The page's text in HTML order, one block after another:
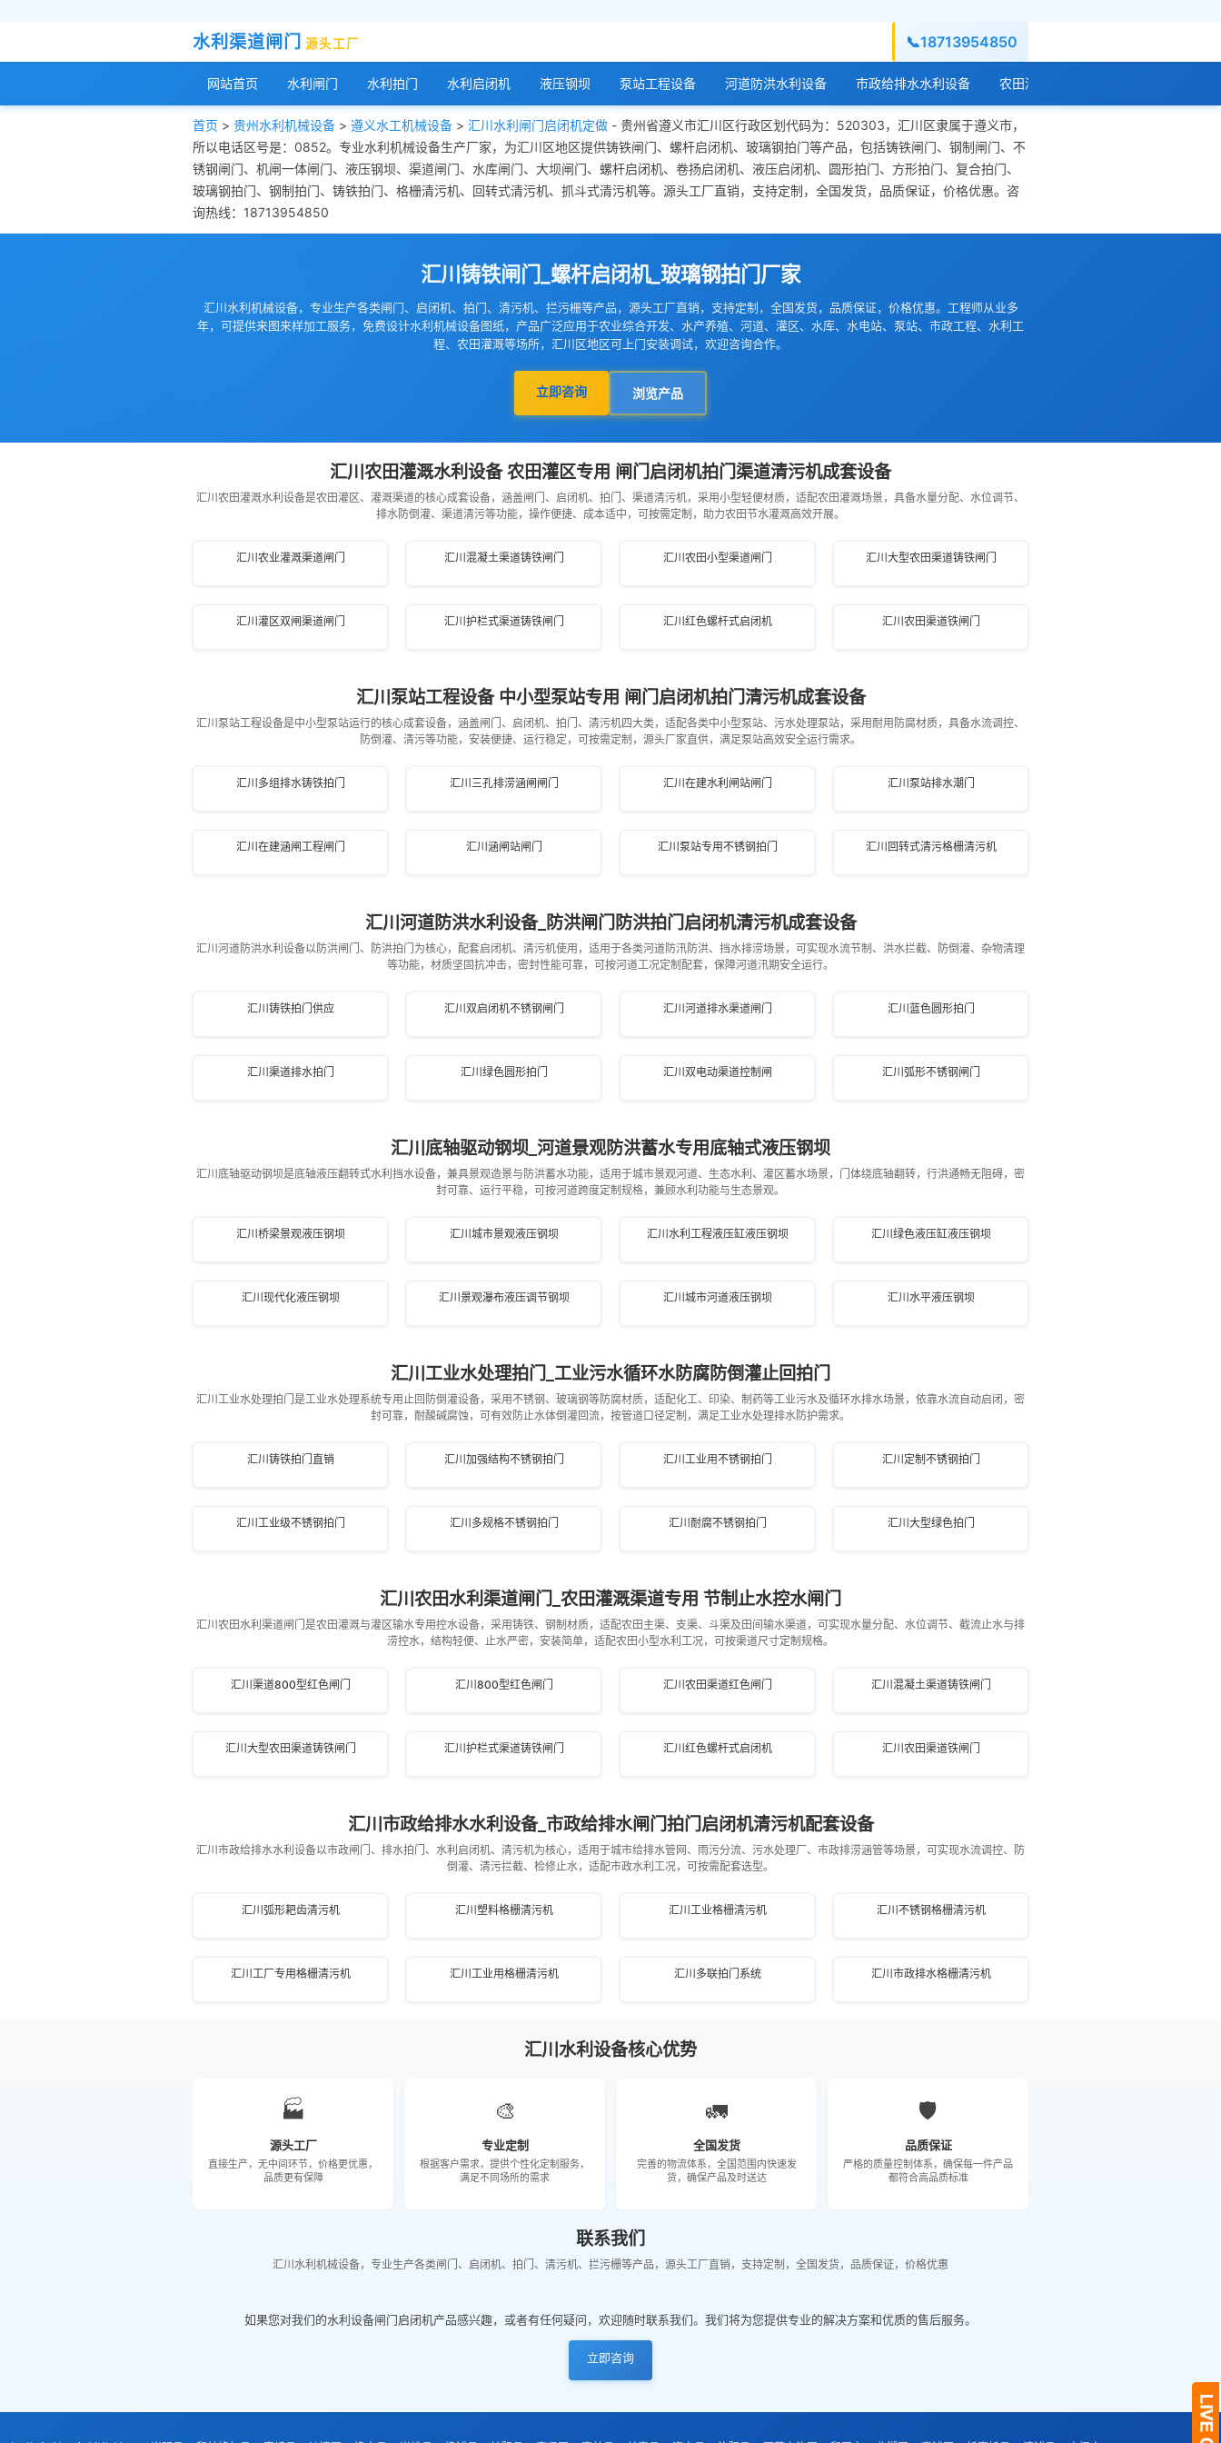
水利渠道闸门 源头工厂 📞18713954850
网站首页 水利闸门 水利拍门 水利启闭机 液压钢坝 泵站工程设备 河道防洪水利设备 市政给排水水利设备 农田灌溉水利设备
首页 > 贵州水利机械设备 > 遵义水工机械设备 > 汇川水利闸门启闭机定做 - 贵州省遵义市汇川区行政区划代码为：520303，汇川区隶属于遵义市，
所以电话区号是：0852。专业水利机械设备生产厂家，为汇川区地区提供铸铁闸门、螺杆启闭机、玻璃钢拍门等产品，包括铸铁闸门、钢制闸门、不
锈钢闸门、机闸一体闸门、液压钢坝、渠道闸门、水库闸门、大坝闸门、螺杆启闭机、卷扬启闭机、液压启闭机、圆形拍门、方形拍门、复合拍门、
玻璃钢拍门、钢制拍门、铸铁拍门、格栅清污机、回转式清污机、抓斗式清污机等。源头工厂直销，支持定制，全国发货，品质保证，价格优惠。咨
询热线：18713954850
汇川铸铁闸门_螺杆启闭机_玻璃钢拍门厂家
汇川水利机械设备，专业生产各类闸门、启闭机、拍门、清污机、拦污栅等产品，源头工厂直销，支持定制，全国发货，品质保证，价格优惠。工程师从业多
年，可提供来图来样加工服务，免费设计水利机械设备图纸，产品广泛应用于农业综合开发、水产养殖、河道、灌区、水库、水电站、泵站、市政工程、水利工
程、农田灌溉等场所，汇川区地区可上门安装调试，欢迎咨询合作。
立即咨询 浏览产品
汇川农田灌溉水利设备 农田灌区专用 闸门启闭机拍门渠道清污机成套设备
汇川农田灌溉水利设备是农田灌区、灌溉渠道的核心成套设备，涵盖闸门、启闭机、拍门、渠道清污机，采用小型轻便材质，适配农田灌溉场景，具备水量分配、水位调节、
排水防倒灌、渠道清污等功能，操作便捷、成本适中，可按需定制，助力农田节水灌溉高效开展。
汇川农业灌溉渠道闸门 汇川混凝土渠道铸铁闸门 汇川农田小型渠道闸门 汇川大型农田渠道铸铁闸门
汇川灌区双闸渠道闸门 汇川护栏式渠道铸铁闸门 汇川红色螺杆式启闭机 汇川农田渠道铁闸门
汇川泵站工程设备 中小型泵站专用 闸门启闭机拍门清污机成套设备
汇川泵站工程设备是中小型泵站运行的核心成套设备，涵盖闸门、启闭机、拍门、清污机四大类，适配各类中小型泵站、污水处理泵站，采用耐用防腐材质，具备水流调控、
防倒灌、清污等功能，安装便捷、运行稳定，可按需定制，源头厂家直供，满足泵站高效安全运行需求。
汇川多组排水铸铁拍门 汇川三孔排涝涵闸闸门 汇川在建水利闸站闸门 汇川泵站排水潮门
汇川在建涵闸工程闸门 汇川涵闸站闸门 汇川泵站专用不锈钢拍门 汇川回转式清污格栅清污机
汇川河道防洪水利设备_防洪闸门防洪拍门启闭机清污机成套设备
汇川河道防洪水利设备以防洪闸门、防洪拍门为核心，配套启闭机、清污机使用，适用于各类河道防汛防洪、挡水排涝场景，可实现水流节制、洪水拦截、防倒灌、杂物清理
等功能，材质坚固抗冲击，密封性能可靠，可按河道工况定制配套，保障河道汛期安全运行。
汇川铸铁拍门供应 汇川双启闭机不锈钢闸门 汇川河道排水渠道闸门 汇川蓝色圆形拍门
汇川渠道排水拍门 汇川绿色圆形拍门 汇川双电动渠道控制闸 汇川弧形不锈钢闸门
汇川底轴驱动钢坝_河道景观防洪蓄水专用底轴式液压钢坝
汇川底轴驱动钢坝是底轴液压翻转式水利挡水设备，兼具景观造景与防洪蓄水功能，适用于城市景观河道、生态水利、灌区蓄水场景，门体绕底轴翻转，行洪通畅无阻碍，密
封可靠、运行平稳，可按河道跨度定制规格，兼顾水利功能与生态景观。
汇川桥梁景观液压钢坝 汇川城市景观液压钢坝 汇川水利工程液压缸液压钢坝 汇川绿色液压缸液压钢坝
汇川现代化液压钢坝 汇川景观瀑布液压调节钢坝 汇川城市河道液压钢坝 汇川水平液压钢坝
汇川工业水处理拍门_工业污水循环水防腐防倒灌止回拍门
汇川工业水处理拍门是工业水处理系统专用止回防倒灌设备，采用不锈钢、玻璃钢等防腐材质，适配化工、印染、制药等工业污水及循环水排水场景，依靠水流自动启闭，密
封可靠，耐酸碱腐蚀，可有效防止水体倒灌回流，按管道口径定制，满足工业水处理排水防护需求。
汇川铸铁拍门直销 汇川加强结构不锈钢拍门 汇川工业用不锈钢拍门 汇川定制不锈钢拍门
汇川工业级不锈钢拍门 汇川多规格不锈钢拍门 汇川耐腐不锈钢拍门 汇川大型绿色拍门
汇川农田水利渠道闸门_农田灌溉渠道专用 节制止水控水闸门
汇川农田水利渠道闸门是农田灌溉与灌区输水专用控水设备，采用铸铁、钢制材质，适配农田主渠、支渠、斗渠及田间输水渠道，可实现水量分配、水位调节、截流止水与排
涝控水，结构轻便、止水严密，安装简单，适配农田小型水利工况，可按渠道尺寸定制规格。
汇川渠道800型红色闸门 汇川800型红色闸门 汇川农田渠道红色闸门 汇川混凝土渠道铸铁闸门
汇川大型农田渠道铸铁闸门 汇川护栏式渠道铸铁闸门 汇川红色螺杆式启闭机 汇川农田渠道铁闸门
汇川市政给排水水利设备_市政给排水闸门拍门启闭机清污机配套设备
汇川市政给排水水利设备以市政闸门、排水拍门、水利启闭机、清污机为核心，适用于城市给排水管网、雨污分流、污水处理厂、市政排涝涵管等场景，可实现水流调控、防
倒灌、清污拦截、检修止水，适配市政水利工况，可按需配套选型。
汇川弧形耙齿清污机 汇川塑料格栅清污机 汇川工业格栅清污机 汇川不锈钢格栅清污机
汇川工厂专用格栅清污机 汇川工业用格栅清污机 汇川多联拍门系统 汇川市政排水格栅清污机
汇川水利设备核心优势
🏭
源头工厂
直接生产，无中间环节，价格更优惠，
品质更有保障
🎨
专业定制
根据客户需求，提供个性化定制服务，
满足不同场所的需求
🚛
全国发货
完善的物流体系，全国范围内快速发
货，确保产品及时送达
🛡️
品质保证
严格的质量控制体系，确保每一件产品
都符合高品质标准
联系我们
汇川水利机械设备，专业生产各类闸门、启闭机、拍门、清污机、拦污栅等产品，源头工厂直销，支持定制，全国发货，品质保证，价格优惠
如果您对我们的水利设备闸门启闭机产品感兴趣，或者有任何疑问，欢迎随时联系我们。我们将为您提供专业的解决方案和优质的售后服务。
立即咨询